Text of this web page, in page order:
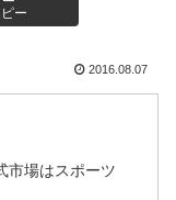
ー
2016.08.07
市場はスポーツ